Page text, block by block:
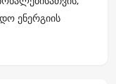
ენერგიის